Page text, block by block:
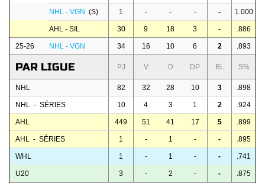
NHL - VGN (S) 1 - - - - 1.000
AHL - SIL 30 9 18 3 - .886
25-26 NHL - VGN 34 16 10 6 2 .893
PAR LIGUE PJ V D DP BL S%
NHL 82 32 28 10 3 .898
NHL - SÉRIES 10 4 3 1 2 .924
AHL 449 51 41 17 5 .899
AHL - SÉRIES 1 - 1 - - .895
WHL 1 - 1 - - .741
U20 3 - 2 - - .875